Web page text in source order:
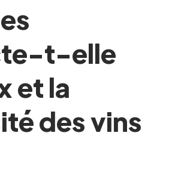
t-elle
et la
des vins